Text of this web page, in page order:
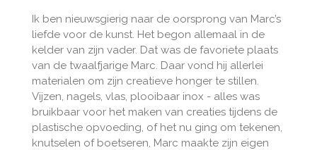
Ik ben nieuwsgierig naar de oorsprong van Marc’s
liefde voor de kunst. Het begon allemaal in de
kelder van zijn vader. Dat was de favoriete plaats
van de twaalfjarige Marc. Daar vond hij allerlei
materialen om zijn creatieve honger te stillen.
Vijzen, nagels, vlas, plooibaar inox - alles was
bruikbaar voor het maken van creaties tijdens de
plastische opvoeding, of het nu ging om tekenen,
knutselen of boetseren, Marc maakte zijn eigen